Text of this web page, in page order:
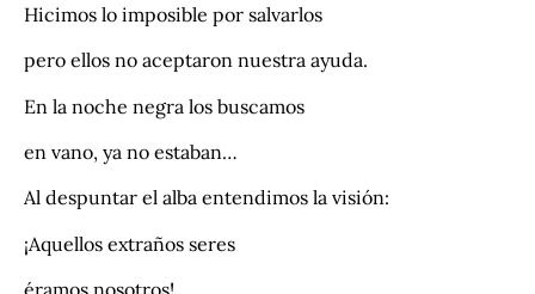
Hicimos lo imposible por salvarlos
pero ellos no aceptaron nuestra ayuda.
En la noche negra los buscamos
en vano, ya no estaban…
Al despuntar el alba entendimos la visión:
¡Aquellos extraños seres